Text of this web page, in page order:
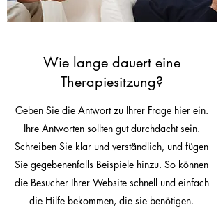
Wie lange dauert eine
Therapiesitzung?
Geben Sie die Antwort zu Ihrer Frage hier ein.
Ihre Antworten sollten gut durchdacht sein.
Schreiben Sie klar und verständlich, und fügen
Sie gegebenenfalls Beispiele hinzu. So können
die Besucher Ihrer Website schnell und einfach
die Hilfe bekommen, die sie benötigen.